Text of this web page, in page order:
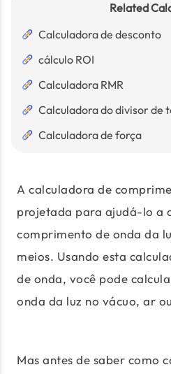
Related
Calculadora de desconto
cálculo ROI
Calculadora RMR
Calculadora do divisor de
Calculadora de força
A calculadora de
projetada para ajudá-lo a
comprimento de onda da
meios. Usando esta
de onda, você pode
onda da luz no vácuo, ar
Mas antes de saber como